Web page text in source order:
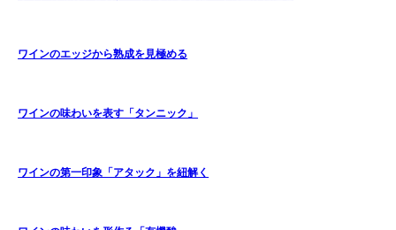
ワインのエッジから熟成を見極める
ワインの味わいを表す「タンニック」
ワインの第一印象「アタック」を紐解く